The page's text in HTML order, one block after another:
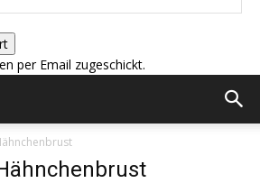
per Email zugeschickt.